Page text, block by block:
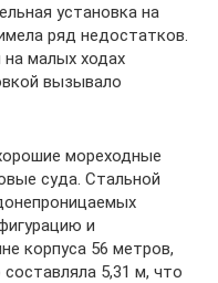
установка на
ряд недостатков.
малых ходах
вызывало
мореходные
суда. Стальной
и
корпуса 56 метров,
5,31 м, что